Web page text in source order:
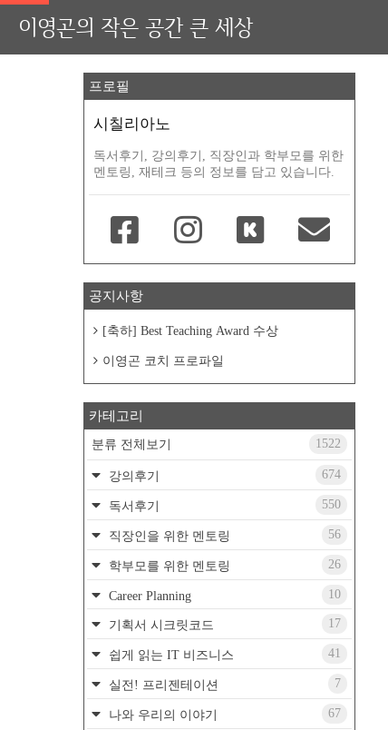
이영곤의 작은 공간 큰 세상
프로필
시칠리아노
독서후기, 강의후기, 직장인과 학부모를 위한
멘토링, 재테크 등의 정보를 담고 있습니다.
공지사항
[축하] Best Teaching Award 수상
이영곤 코치 프로파일
카테고리
분류 전체보기 1522
강의후기 674
독서후기 550
직장인을 위한 멘토링 56
학부모를 위한 멘토링 26
Career Planning 10
기획서 시크릿코드 17
쉽게 읽는 IT 비즈니스 41
실전! 프리젠테이션 7
나와 우리의 이야기 67